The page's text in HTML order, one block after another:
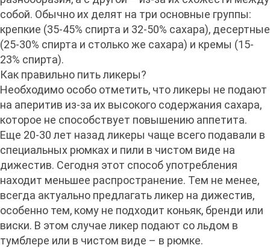
собой. Обычно их делят на три основные группы:
крепкие (35-45% спирта и 32-50% сахара), десертные
(25-30% спирта и столько же сахара) и кремы (15-
23% спирта).
Как правильно пить ликеры?
Необходимо особо отметить, что ликеры не подают
на аперитив из-за их высокого содержания сахара,
которое не способствует повышению аппетита.
Еще 20-30 лет назад ликеры чаще всего подавали в
специальных рюмках и пили в чистом виде на
дижестив. Сегодня этот способ употребления
находит меньшее распространение. Тем не менее,
всегда актуально предлагать ликер на дижестив,
особенно тем, кому не подходит коньяк, бренди или
виски. В этом случае ликер подают со льдом в
тумблере или в чистом виде – в рюмке.